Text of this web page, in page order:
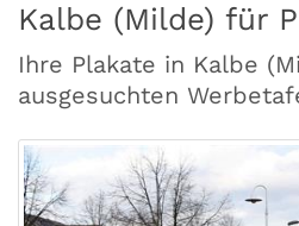
Kalbe (Milde) für
Ihre Plakate in Kalbe
ausgesuchten